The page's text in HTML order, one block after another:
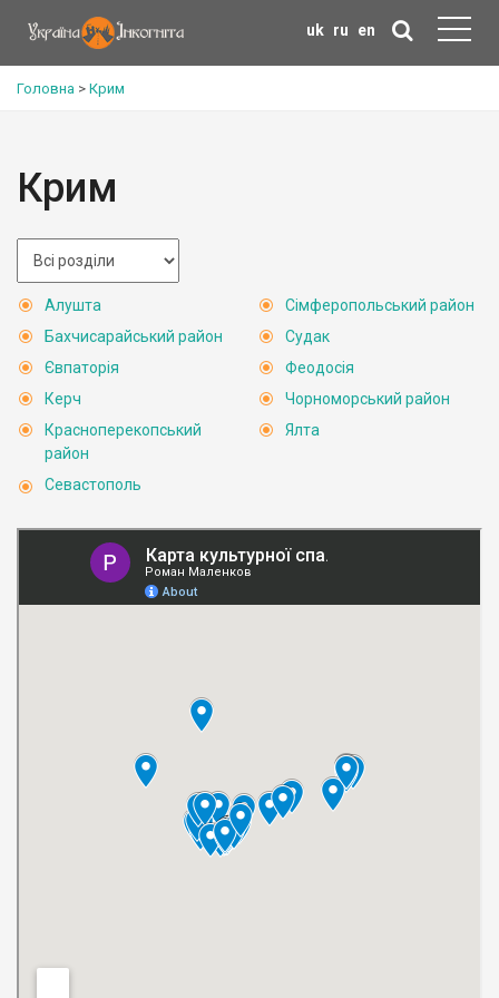
uk ru en
Головна > Крим
Крим
Алушта
Бахчисарайський район
Євпаторія
Керч
Красноперекопський
район
Севастополь
Сімферопольський район
Судак
Феодосія
Чорноморський район
Ялта